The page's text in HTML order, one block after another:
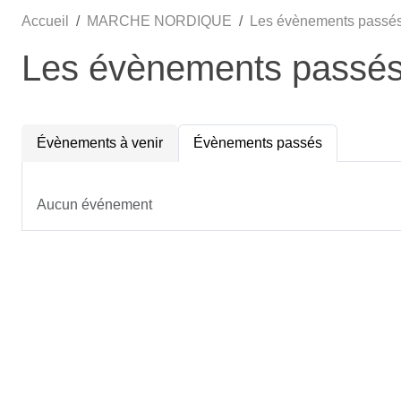
Accueil MARCHE NORDIQUE Les évènements
Les évènements
Évènements à venir Évènements passés
Aucun événement